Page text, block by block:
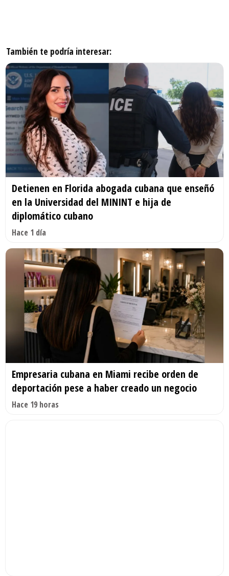
También te podría interesar:
Detienen en Florida abogada cubana que enseñó
en la Universidad del MININT e hija de
diplomático cubano
Hace 1 día
Empresaria cubana en Miami recibe orden de
deportación pese a haber creado un negocio
Hace 19 horas